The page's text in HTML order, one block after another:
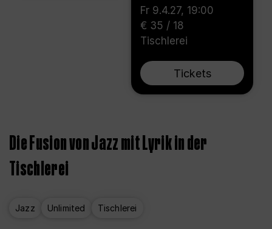
Fr 9.4.27, 19:00
€ 35 / 18
Tischlerei
Tickets
Die Fusion von Jazz mit Lyrik in der
Tischlerei
Jazz Unlimited Tischlerei